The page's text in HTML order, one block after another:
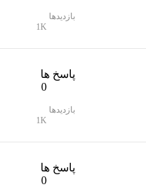
بازدیدها
1K
پاسخ ها
0
بازدیدها
1K
پاسخ ها
0